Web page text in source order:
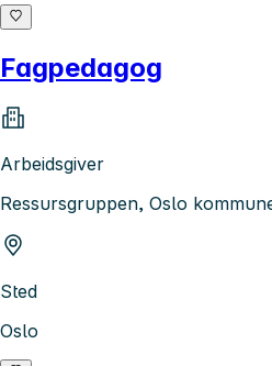
Fagpedagog
Arbeidsgiver
Ressursgruppen, Oslo
Sted
Oslo